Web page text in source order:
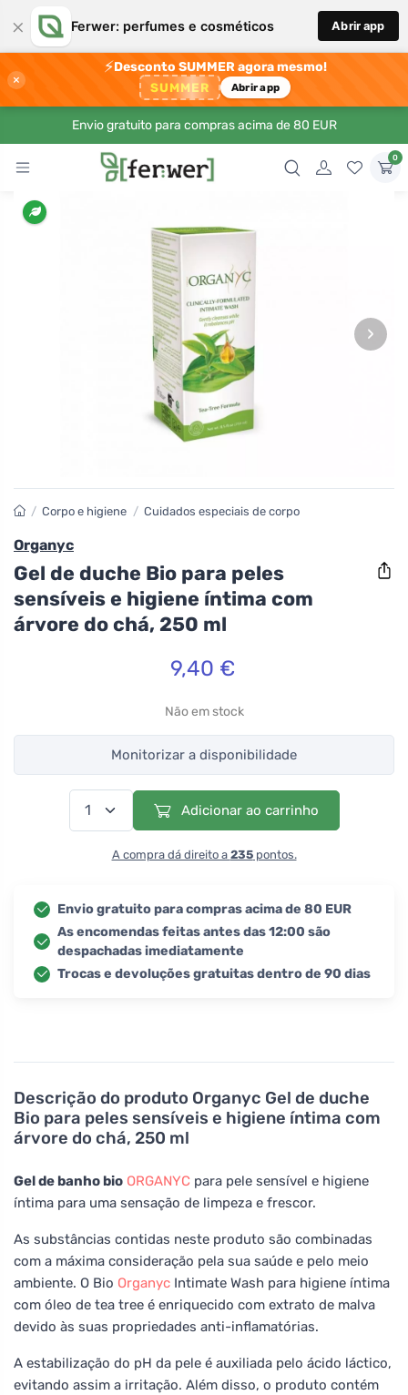
× Ferwer: perfumes e cosméticos Abrir app
×
⚡Desconto SUMMER agora mesmo!
SUMMER Abrir app
Envio gratuito para compras acima de 80 EUR
0
›
Descrição do produto Organyc Gel de duche
Bio para peles sensíveis e higiene íntima com
árvore do chá, 250 ml
Gel de banho bio ORGANYC para pele sensível e higiene
íntima para uma sensação de limpeza e frescor.
As substâncias contidas neste produto são combinadas
com a máxima consideração pela sua saúde e pelo meio
ambiente. O Bio Organyc Intimate Wash para higiene íntima
com óleo de tea tree é enriquecido com extrato de malva
devido às suas propriedades anti-inflamatórias.
A estabilização do pH da pele é auxiliada pelo ácido láctico,
evitando assim a irritação. Além disso, o produto contém
/ Corpo e higiene / Cuidados especiais de corpo
Organyc
Gel de duche Bio para peles
sensíveis e higiene íntima com
árvore do chá, 250 ml
9,40 €
Não em stock
Monitorizar a disponibilidade
Adicionar ao carrinho
A compra dá direito a 235pontos.
Envio gratuito para compras acima de 80 EUR
As encomendas feitas antes das 12:00 são
despachadas imediatamente
Trocas e devoluções gratuitas dentro de 90 dias